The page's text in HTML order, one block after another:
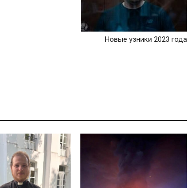
Новые узники 2023 года